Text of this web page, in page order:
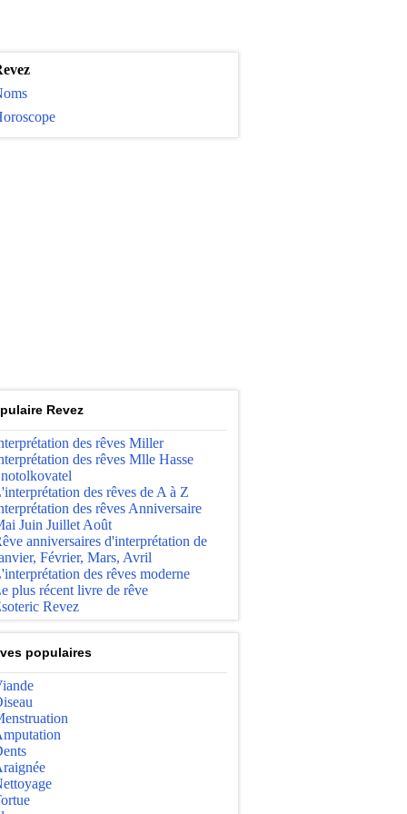
Revez
des rêves Miller
des rêves Mlle Hasse
des rêves de A à Z
des rêves Anniversaire
Juin Juillet Août
anniversaires d'interprétation de
Février, Mars, Avril
des rêves moderne
plus récent livre de rêve
Revez
populaires